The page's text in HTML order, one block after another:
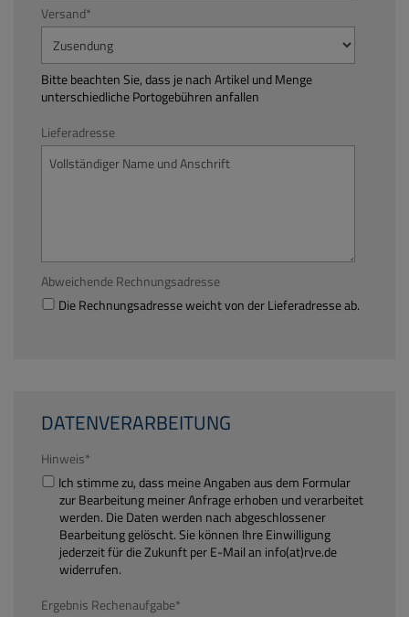
Versand*
Bitte beachten Sie, dass je nach Artikel und Menge
unterschiedliche Portogebühren anfallen
Lieferadresse
Abweichende Rechnungsadresse
Die Rechnungsadresse weicht von der Lieferadresse ab.
DATENVERARBEITUNG
Hinweis*
zur Bearbeitung meiner Anfrage erhoben und verarbeitet
werden. Die Daten werden nach abgeschlossener
Bearbeitung gelöscht. Sie können Ihre Einwilligung
jederzeit für die Zukunft per E-Mail an info(at)rve.de
widerrufen.
Ergebnis Rechenaufgabe*